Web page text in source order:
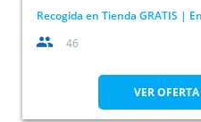
Recogida en Tienda GRATIS |
46
VER OFERTA